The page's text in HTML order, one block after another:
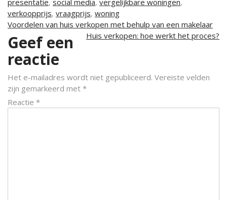
presentatie, social media, vergelijkbare woningen,
verkoopprijs, vraagprijs, woning
Berichtnavigatie
Voordelen van huis verkopen met behulp van een makelaar
Huis verkopen: hoe werkt het proces?
Geef een
reactie
Het e-mailadres wordt niet gepubliceerd. Vereiste velden
zijn gemarkeerd met *
Reactie *